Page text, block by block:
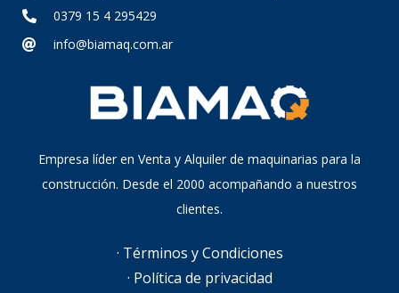
0379 15 4 295429
info@biamaq.com.ar
Empresa líder en Venta y Alquiler de maquinarias para la
construcción. Desde el 2000 acompañando a nuestros
clientes.
· Términos y Condiciones
· Política de privacidad